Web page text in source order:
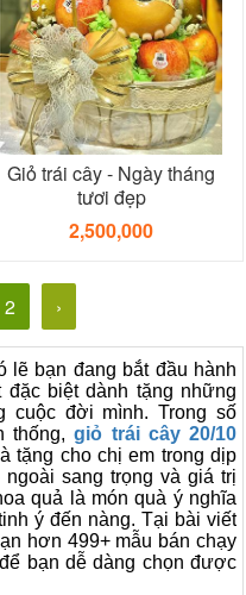
Giỏ trái cây - Ngày tháng
tươi đẹp
2,500,000
2 ›
lẽ bạn đang bắt đầu hành
đặc biệt dành tặng những
cuộc đời mình. Trong số
thống,giỏ trái cây 20/10
tặng cho chị em trong dịp
sang trọng và giá trị
quả là món quà ý nghĩa
ý đến nàng. Tại bài viết
hơn 499+ mẫu bán chạy
bạn dễ dàng chọn được